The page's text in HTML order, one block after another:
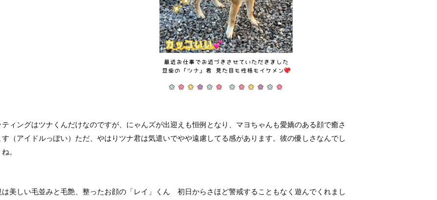
ティングはツナくんだけなのですが、にゃんズが出迎えも恒例となり、マヨちゃんも愛嬌のある顔で癒さ
す（アイドルっぽい）ただ、やはりツナ君は気遣いでやや遠慮してる感があります。彼の優しさなんでし
。
は美しい毛並みと毛艶、整ったお顔の「レイ」くん 初日からさほど警戒することもなく遊んでくれまし